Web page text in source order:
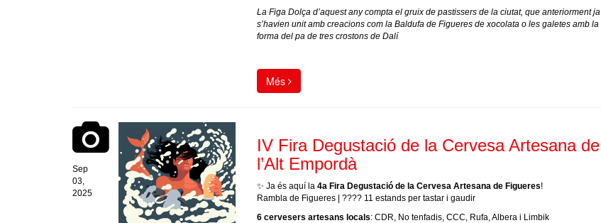
La Figa Dolça d’aquest any compta el gruix de pastissers de la ciutat, que anteriorment ja
s’havien unit amb creacions com la Baldufa de Figueres de xocolata o les galetes amb la
forma del pa de tres crostons de Dalí
Més
Sep
03,
2025
IV Fira Degustació de la Cervesa Artesana de
l’Alt Empordà
✨ Ja és aquí la 4a Fira Degustació de la Cervesa Artesana de Figueres!
Rambla de Figueres | ???? 11 estands per tastar i gaudir
6 cervesers artesans locals: CDR, No tenfadis, CCC, Rufa, Albera i Limbik